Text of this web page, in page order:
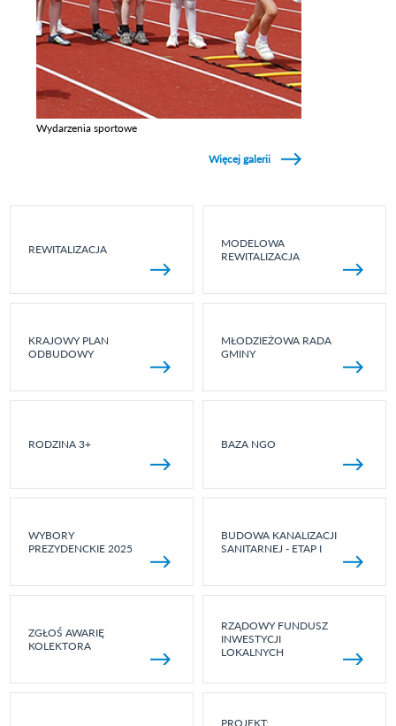
Wydarzenia sportowe
Więcej galerii
REWITALIZACJA
MODELOWA
REWITALIZACJA
KRAJOWY PLAN
ODBUDOWY
MŁODZIEŻOWA RADA
GMINY
RODZINA 3+ BAZA NGO
WYBORY
PREZYDENCKIE 2025
BUDOWA KANALIZACJI
SANITARNEJ - ETAP I
ZGŁOŚ AWARIĘ
KOLEKTORA
RZĄDOWY FUNDUSZ
INWESTYCJI
LOKALNYCH
PROJEKT: